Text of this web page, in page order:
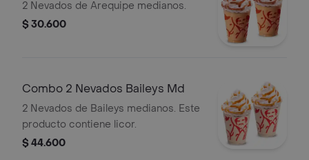
2 Nevados de Arequipe medianos.
$ 30.600
Combo 2 Nevados Baileys Md
2 Nevados de Baileys medianos. Este
producto contiene licor.
$ 44.600